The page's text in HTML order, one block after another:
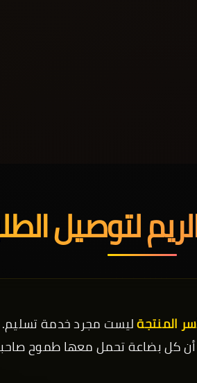
لتوصيل
المنتجةليست مجرد خدمة
كل بضاعة تحمل معها طموح